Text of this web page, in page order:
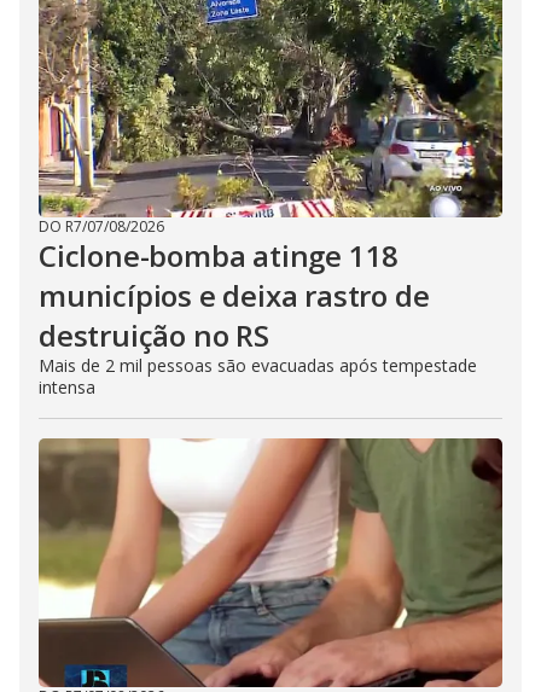
DO R7/07/08/2026
Ciclone-bomba atinge 118
municípios e deixa rastro de
destruição no RS
Mais de 2 mil pessoas são evacuadas após tempestade
intensa